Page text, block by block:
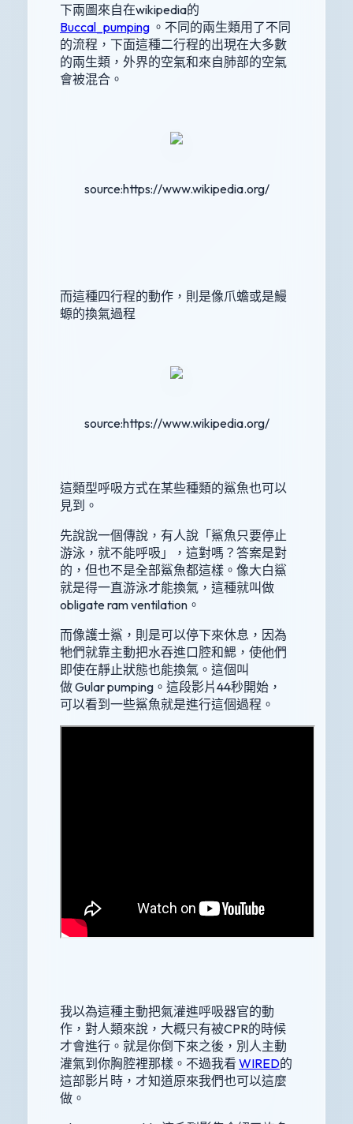
下兩圖來自在wikipedia的
Buccal_pumping 。不同的兩生類用了不同
的流程，下面這種二行程的出現在大多數
的兩生類，外界的空氣和來自肺部的空氣
會被混合。
source:https://www.wikipedia.org/
而這種四行程的動作，則是像爪蟾或是鰻
螈的換氣過程
source:https://www.wikipedia.org/
這類型呼吸方式在某些種類的鯊魚也可以
見到。
先說說一個傳說，有人說「鯊魚只要停止
游泳，就不能呼吸」，這對嗎？答案是對
的，但也不是全部鯊魚都這樣。像大白鯊
就是得一直游泳才能換氣，這種就叫做
obligate ram ventilation。
而像護士鯊，則是可以停下來休息，因為
牠們就靠主動把水吞進口腔和鰓，使他們
即使在靜止狀態也能換氣。這個叫
做 Gular pumping。這段影片44秒開始，
可以看到一些鯊魚就是進行這個過程。
我以為這種主動把氣灌進呼吸器官的動
作，對人類來說，大概只有被CPR的時候
才會進行。就是你倒下來之後，別人主動
灌氣到你胸腔裡那樣。不過我看 WIRED的
這部影片時，才知道原來我們也可以這麼
做。